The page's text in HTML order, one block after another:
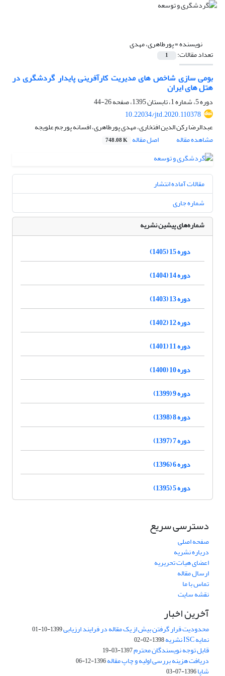
نویسنده =پورطاهری، مهدی
تعداد مقالات: 1
بومی سازی شاخص های مدیریت کارآفرینی پایدار گردشگری در
هتل های ایران
دوره 5، شماره 1، تابستان 1395، صفحه
26-44
10.22034/jtd.2020.110378
عبدالرضا رکن الدین افتخاری، مهدی پورطاهری، افسانه پورجم علویجه
مشاهده مقاله
اصل مقاله 748.08 K
مقالات آماده انتشار
شماره جاری
شماره‌های پیشین نشریه
دوره 15 (1405)
دوره 14 (1404)
دوره 13 (1403)
دوره 12 (1402)
دوره 11 (1401)
دوره 10 (1400)
دوره 9 (1399)
دوره 8 (1398)
دوره 7 (1397)
دوره 6 (1396)
دوره 5 (1395)
دسترسی سریع
صفحه اصلی
درباره نشریه
اعضای هیات تحریریه
ارسال مقاله
تماس با ما
نقشه سایت
آخرین اخبار
محدودیت قرار گرفتن بیش از یک مقاله در فرایند ارزیابی1399-10-01
نمایه ISC نشریه 1398-02-02
قابل توجه نویسندگان محترم1397-03-19
دریافت هزینه بررسی اولیه و چاپ مقاله1396-12-06
شاپا1396-07-03